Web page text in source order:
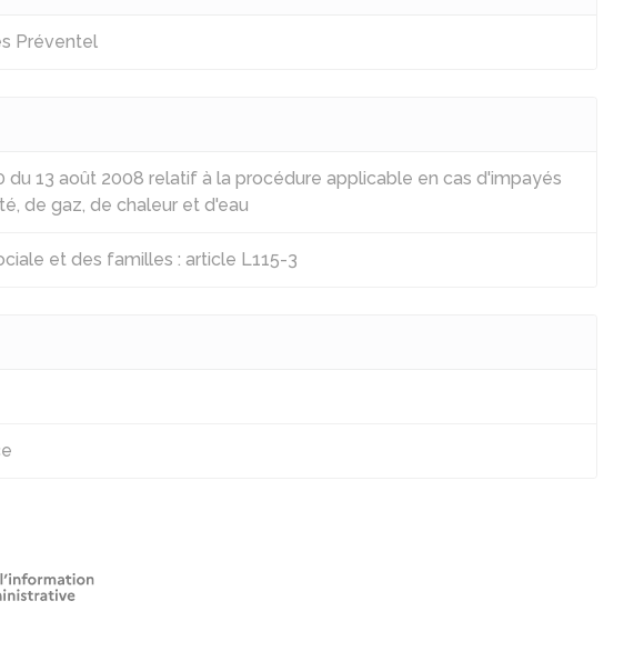
Préventel
du 13 août 2008 relatif à la procédure applicable en cas d'impayés
de gaz, de chaleur et d'eau
et des familles : article L115-3